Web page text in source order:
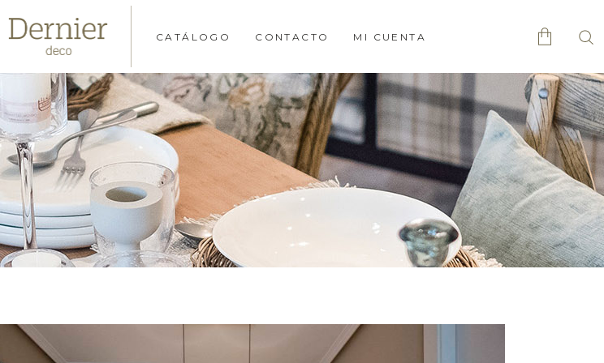
CATÁLOGO CONTACTO MI CUENTA
No products in the cart.